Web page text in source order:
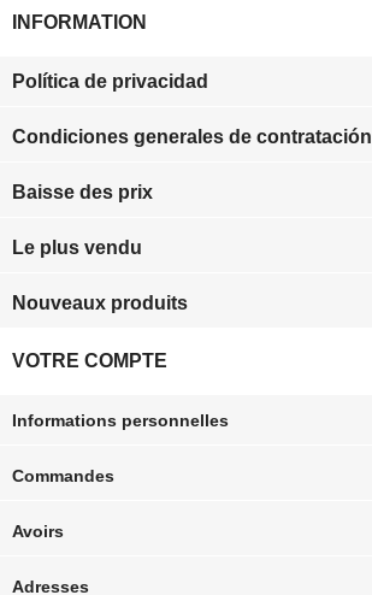
INFORMATION
Política de privacidad
Condiciones generales de contratación
Baisse des prix
Le plus vendu
Nouveaux produits
VOTRE COMPTE
Informations personnelles
Commandes
Avoirs
Adresses